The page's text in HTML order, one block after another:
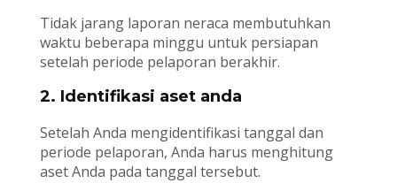
Tidak jarang laporan neraca membutuhkan
waktu beberapa minggu untuk persiapan
setelah periode pelaporan berakhir.
2. Identifikasi aset anda
Setelah Anda mengidentifikasi tanggal dan
periode pelaporan, Anda harus menghitung
aset Anda pada tanggal tersebut.